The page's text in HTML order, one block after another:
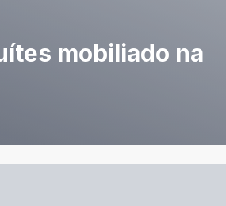
mobiliado na